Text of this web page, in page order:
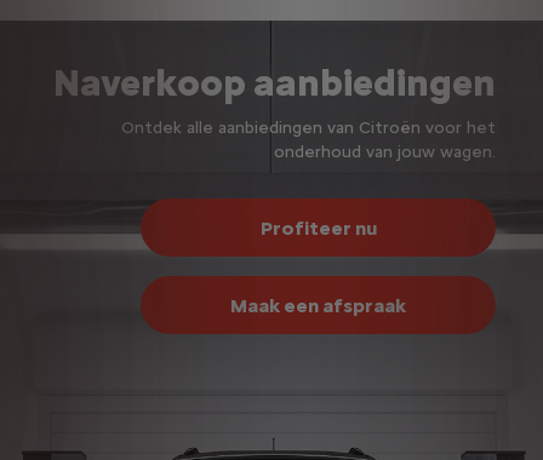
Naverkoop aanbiedingen
Ontdek alle aanbiedingen van Citroën voor het
onderhoud van jouw wagen.
Profiteer nu
Maak een afspraak